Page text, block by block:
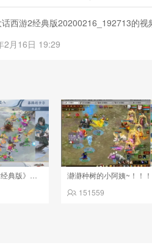
西游2经典版20200216_192713的
2月16日 19:29
瀞瀞种树的小阿姨~！！
151559